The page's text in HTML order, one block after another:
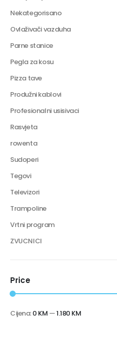
Nekategorisano
Ovlaživači vazduha
Parne stanice
Pegla za kosu
Pizza tave
Produžni kablovi
Profesionalni usisivaci
Rasvjeta
rowenta
Sudoperi
Tegovi
Televizori
Trampoline
Vrtni program
ZVUCNICI
Price
Cijena:0 KM —1.180 KM